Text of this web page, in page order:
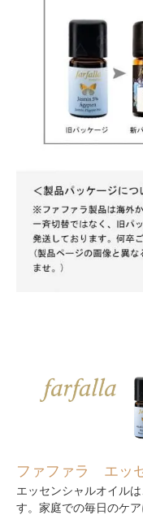
ファファラ エッ
エッセンシャルオイル
す。家庭での毎日のケ